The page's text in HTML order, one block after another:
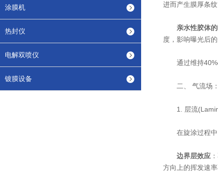
涂膜机
热封仪
电解双喷仪
镀膜设备
进而产生膜厚条
亲水性胶体
度，影响曝光后
通过维持
二、 气流场：
1. 层流
在旋涂过程中
边界层效应
方向上的挥发速